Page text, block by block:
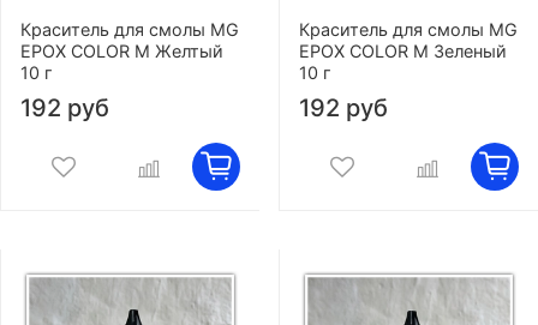
Краситель для смолы MG
EPOX COLOR M Желтый
10 г
192 руб
Краситель для смолы MG
EPOX COLOR M Зеленый
10 г
192 руб